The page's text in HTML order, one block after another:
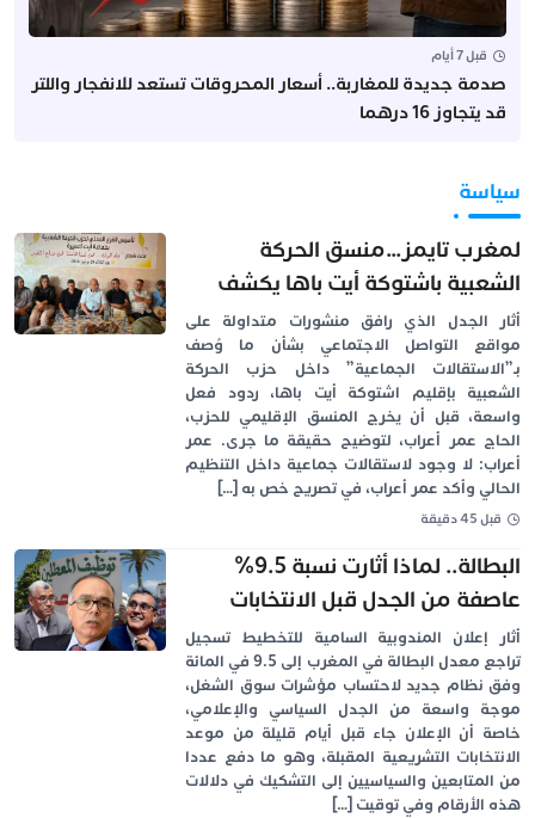
قبل 7 أيام
صدمة جديدة للمغاربة.. أسعار المحروقات تستعد للانفجار واللتر
قد يتجاوز 16 درهما
سياسة
لمغرب تايمز…منسق الحركة
الشعبية باشتوكة أيت باها يكشف
حقيقة “الاستقالات الجماعية”
أثار الجدل الذي رافق منشورات متداولة على
مواقع التواصل الاجتماعي بشأن ما وُصف
بـ”الاستقالات الجماعية” داخل حزب الحركة
الشعبية بإقليم اشتوكة أيت باها، ردود فعل
واسعة، قبل أن يخرج المنسق الإقليمي للحزب،
الحاج عمر أعراب، لتوضيح حقيقة ما جرى. عمر
أعراب: لا وجود لاستقالات جماعية داخل التنظيم
الحالي وأكد عمر أعراب، في تصريح خص به […]
قبل 45 دقيقة
البطالة.. لماذا أثارت نسبة 9.5%
عاصفة من الجدل قبل الانتخابات
التشريعية؟ وبووانو يشكك في
الرقم
أثار إعلان المندوبية السامية للتخطيط تسجيل
تراجع معدل البطالة في المغرب إلى 9.5 في المائة
وفق نظام جديد لاحتساب مؤشرات سوق الشغل،
موجة واسعة من الجدل السياسي والإعلامي،
خاصة أن الإعلان جاء قبل أيام قليلة من موعد
الانتخابات التشريعية المقبلة، وهو ما دفع عددا
من المتابعين والسياسيين إلى التشكيك في دلالات
هذه الأرقام وفي توقيت […]